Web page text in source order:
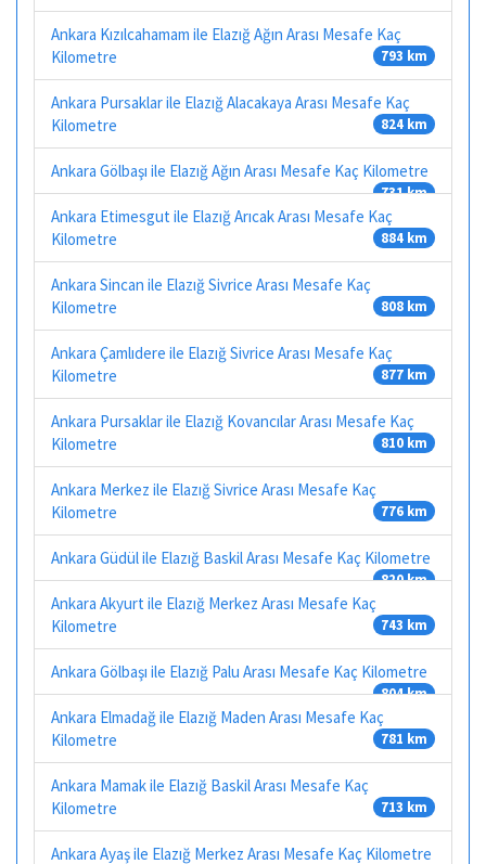
Ankara Kızılcahamam ile Elazığ Ağın Arası Mesafe Kaç
Kilometre
793 km
Ankara Pursaklar ile Elazığ Alacakaya Arası Mesafe Kaç
Kilometre
824 km
Ankara Gölbaşı ile Elazığ Ağın Arası Mesafe Kaç Kilometre
731 km
Ankara Etimesgut ile Elazığ Arıcak Arası Mesafe Kaç
Kilometre
884 km
Ankara Sincan ile Elazığ Sivrice Arası Mesafe Kaç
Kilometre
808 km
Ankara Çamlıdere ile Elazığ Sivrice Arası Mesafe Kaç
Kilometre
877 km
Ankara Pursaklar ile Elazığ Kovancılar Arası Mesafe Kaç
Kilometre
810 km
Ankara Merkez ile Elazığ Sivrice Arası Mesafe Kaç
Kilometre
776 km
Ankara Güdül ile Elazığ Baskil Arası Mesafe Kaç Kilometre
820 km
Ankara Akyurt ile Elazığ Merkez Arası Mesafe Kaç
Kilometre
743 km
Ankara Gölbaşı ile Elazığ Palu Arası Mesafe Kaç Kilometre
804 km
Ankara Elmadağ ile Elazığ Maden Arası Mesafe Kaç
Kilometre
781 km
Ankara Mamak ile Elazığ Baskil Arası Mesafe Kaç
Kilometre
713 km
Ankara Ayaş ile Elazığ Merkez Arası Mesafe Kaç Kilometre